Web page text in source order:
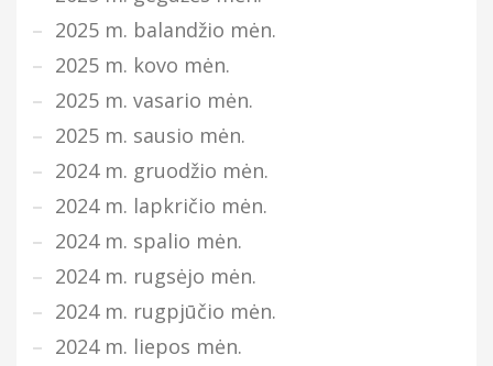
2025 m. balandžio mėn.
2025 m. kovo mėn.
2025 m. vasario mėn.
2025 m. sausio mėn.
2024 m. gruodžio mėn.
2024 m. lapkričio mėn.
2024 m. spalio mėn.
2024 m. rugsėjo mėn.
2024 m. rugpjūčio mėn.
2024 m. liepos mėn.